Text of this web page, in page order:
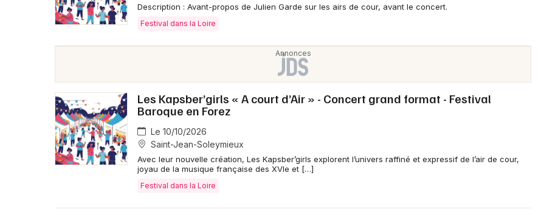
Description : Avant-propos de Julien Garde sur les airs de cour, avant le concert.
Festival dans la Loire
Les Kapsber’girls « A court d’Air » - Concert grand format - Festival
Baroque en Forez
Le 10/10/2026
Saint-Jean-Soleymieux
Avec leur nouvelle création, Les Kapsber’girls explorent l’univers raffiné et expressif de l’air de cour,
joyau de la musique française des XVIe et […]
Festival dans la Loire